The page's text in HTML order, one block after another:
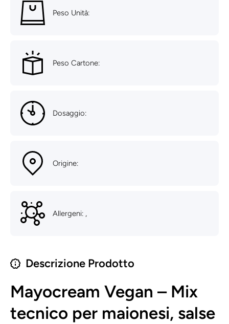
Peso Unità:
Peso Cartone:
Dosaggio:
Origine:
Allergeni: ,
Descrizione Prodotto
Mayocream Vegan – Mix
tecnico per maionesi, salse